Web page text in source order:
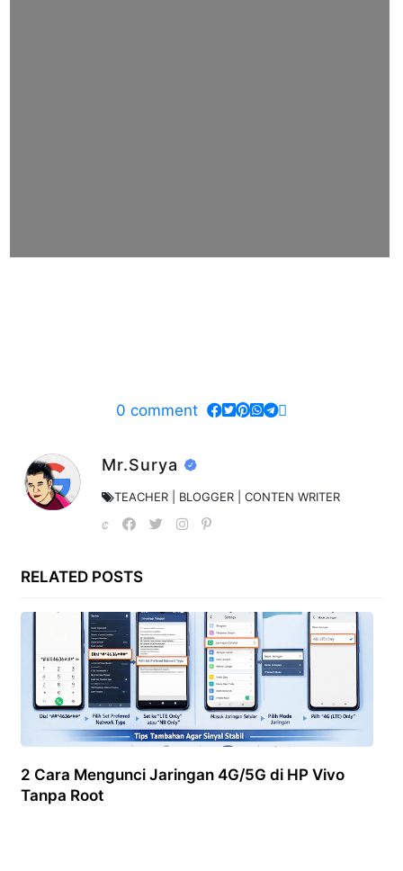
0 comment
Mr.Surya
TEACHER | BLOGGER | CONTEN WRITER
RELATED POSTS
2 Cara Mengunci Jaringan 4G/5G di HP Vivo
Tanpa Root